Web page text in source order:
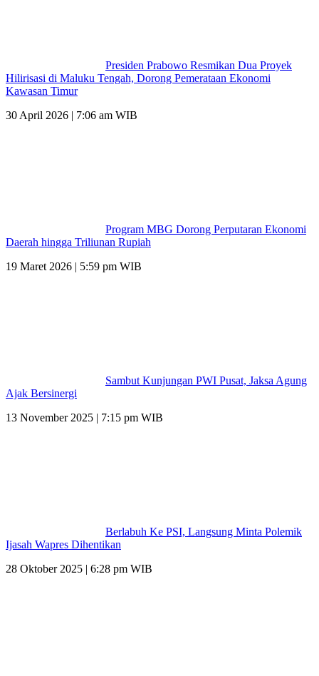
Presiden Prabowo Resmikan Dua Proyek
Hilirisasi di Maluku Tengah, Dorong Pemerataan Ekonomi
Kawasan Timur
30 April 2026 | 7:06 am WIB
Program MBG Dorong Perputaran Ekonomi
Daerah hingga Triliunan Rupiah
19 Maret 2026 | 5:59 pm WIB
Sambut Kunjungan PWI Pusat, Jaksa Agung
Ajak Bersinergi
13 November 2025 | 7:15 pm WIB
Berlabuh Ke PSI, Langsung Minta Polemik
Ijasah Wapres Dihentikan
28 Oktober 2025 | 6:28 pm WIB